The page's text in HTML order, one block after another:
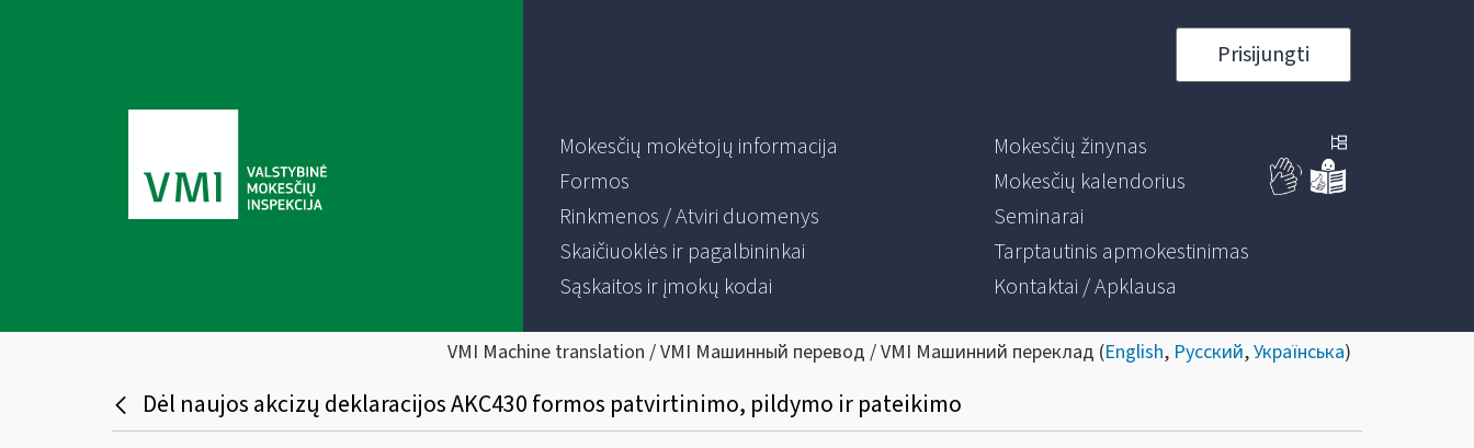
Prisijungti
Mokesčių mokėtojų informacija
Formos
Rinkmenos / Atviri duomenys
Skaičiuoklės ir pagalbininkai
Sąskaitos ir įmokų kodai
Mokesčių žinynas
Mokesčių kalendorius
Seminarai
Tarptautinis apmokestinimas
Kontaktai / Apklausa
VMI Machine translation / VMI Машинный перевод / VMI Машинний переклад (English, Русский,Українська)
Dėl naujos akcizų deklaracijos AKC430 formos patvirtinimo, pildymo ir pateikimo